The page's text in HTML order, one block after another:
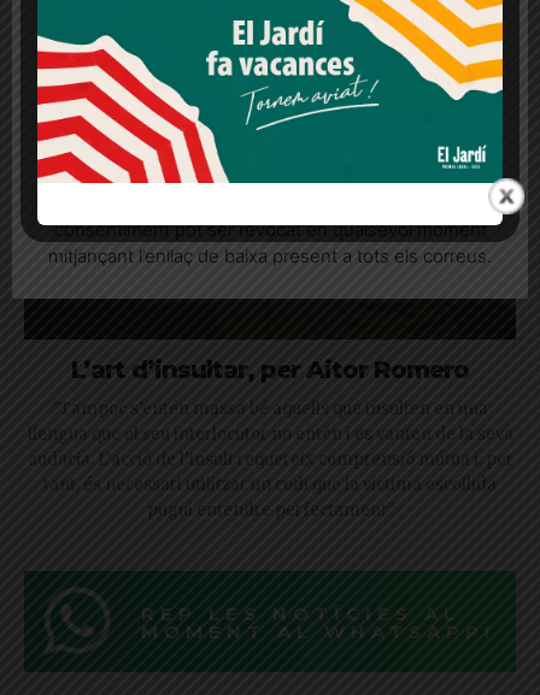
L’art d’insultar, per Aitor Romero
"Tampoc s’entén massa bé aquells que insulten en una
llengua que el seu interlocutor no entén i es vanten de la seva
audàcia. L’acció de l’insult requereix comprensió mútua i, per
tant, és necessari utilitzar un codi que la víctima escollida
pugui entendre perfectament"
REP LES NOTÍCIES AL
MOMENT AL WHATSAPP!
Més informació Acceptar Rebutjar tot
Quan l’usuari crea un compte al Diari el Jardí, dona el
seu consentiment explícit per rebre comunicacions
consentiment pot ser revocat en qualsevol moment
mitjançant l’enllaç de baixa present a tots els correus.